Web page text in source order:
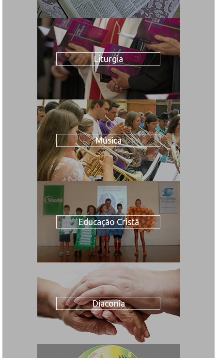
Liturgia
Música
Educação Cristã
Diaconia